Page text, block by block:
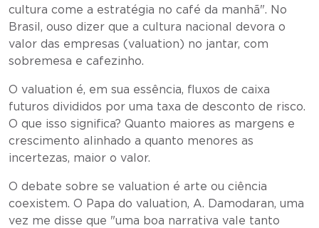
cultura come a estratégia no café da manhã". No
Brasil, ouso dizer que a cultura nacional devora o
valor das empresas (valuation) no jantar, com
sobremesa e cafezinho.
O valuation é, em sua essência, fluxos de caixa
futuros divididos por uma taxa de desconto de risco.
O que isso significa? Quanto maiores as margens e
crescimento alinhado a quanto menores as
incertezas, maior o valor.
O debate sobre se valuation é arte ou ciência
coexistem. O Papa do valuation, A. Damodaran, uma
vez me disse que "uma boa narrativa vale tanto